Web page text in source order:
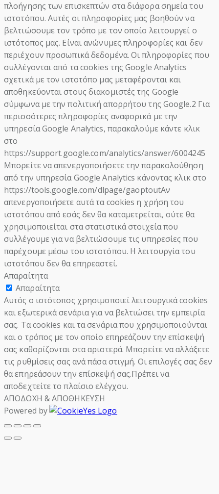
πλοήγησης των επισκεπτών στα διάφορα σημεία του
ιστοτόπου. Αυτές οι πληροφορίες μας βοηθούν να
βελτιώσουμε τον τρόπο με τον οποίο λειτουργεί ο
ιστότοπος μας. Είναι ανώνυμες πληροφορίες και δεν
περιέχουν προσωπικά δεδομένα. Οι πληροφορίες που
συλλέγονται από τα cookies της Google Analytics
σχετικά με τον ιστοτόπο μας μεταφέρονται και
αποθηκεύονται στους διακομιστές της Google
σύμφωνα με την πολιτική απορρήτου της Google.2 Για
περισσότερες πληροφορίες αναφορικά με την
υπηρεσία Google Analytics, παρακαλούμε κάντε κλικ
στο
https://support.google.com/analytics/answer/6004245
Μπορείτε να απενεργοποιήσετε την παρακολούθηση
από την υπηρεσία Google Analytics κάνοντας κλικ στο
https://tools.google.com/dlpage/gaoptoutΑν
απενεργοποιήσετε αυτά τα cookies η χρήση του
ιστοτόπου από εσάς δεν θα καταμετρείται, ούτε θα
χρησιμοποιείται στα στατιστικά στοιχεία που
συλλέγουμε για να βελτιώσουμε τις υπηρεσίες που
παρέχουμε μέσω του ιστοτόπου. Η λειτουργία του
ιστοτόπου δεν θα επηρεαστεί.
Απαραίτητα
Απαραίτητα
Αυτός ο ιστότοπος χρησιμοποιεί λειτουργικά cookies
και εξωτερικά σενάρια για να βελτιώσει την εμπειρία
σας. Τα cookies και τα σενάρια που χρησιμοποιούνται
και ο τρόπος με τον οποίο επηρεάζουν την επίσκεψή
σας καθορίζονται στα αριστερά. Μπορείτε να αλλάξετε
τις ρυθμίσεις σας ανά πάσα στιγμή. Οι επιλογές σας δεν
θα επηρεάσουν την επίσκεψή σας.Πρέπει να
αποδεχτείτε το πλαίσιο ελέγχου.
ΑΠΟΔΟΧΗ & ΑΠΟΘΗΚΕΥΣΗ
Powered by